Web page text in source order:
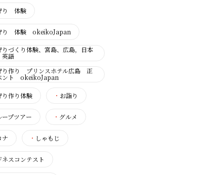
り 体験
り 体験 okeikoJapan
りづくり体験、宮島、広島，日本
英語
り作り プリンスホテル広島 正
ント okeikoJapan
り作り体験 ・ お詣り
ープツアー ・ グルメ
ナ ・ しゃもじ
ネスコンテスト